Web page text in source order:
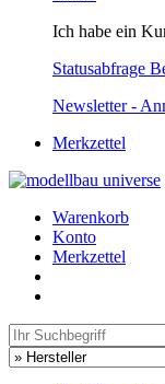
Ich habe ein
Statusabfrage
Newsletter -
Merkzettel
Warenkorb
Konto
Merkzettel